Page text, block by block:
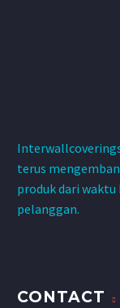
terus
produk dari
pelanggan.
CONTACT